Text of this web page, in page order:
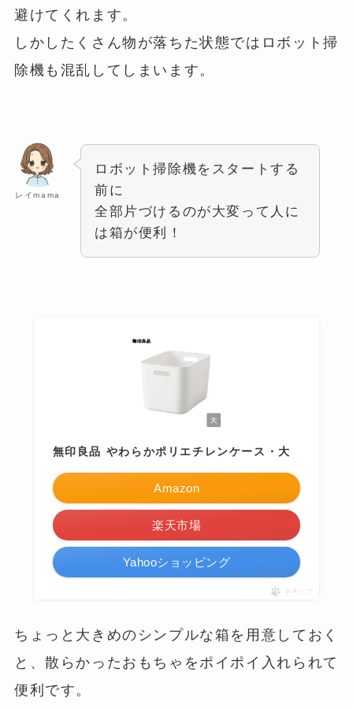
避けてくれます。
しかしたくさん物が落ちた状態ではロボット掃
除機も混乱してしまいます。
レイmama
ロボット掃除機をスタートする
前に
全部片づけるのが大変って人に
は箱が便利！
無印良品 やわらかポリエチレンケース・大
Amazon
楽天市場
Yahooショッピング
ポチップ
ちょっと大きめのシンプルな箱を用意しておく
と、散らかったおもちゃをポイポイ入れられて
便利です。